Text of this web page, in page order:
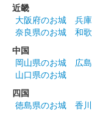
前橋城 御
前橋城 御城
近畿
大阪府のお城
兵
奈良県のお城
和
中国
岡山県のお城
広
山口県のお城
四国
徳島県のお城
香